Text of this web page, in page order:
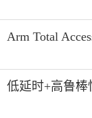
Arm Total
低延时+高鲁棒